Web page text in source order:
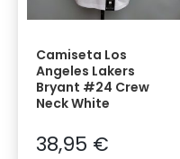
Camiseta Los
Angeles Lakers
Bryant #24 Crew
Neck White
38,95 €